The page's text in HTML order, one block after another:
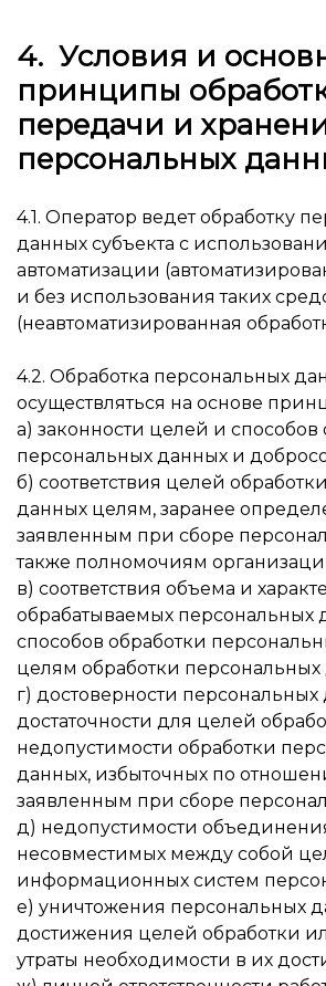
4. Условия и
принципы
передачи и
персональных
4.1. Оператор ведет обработку
данных субъекта с
автоматизации
и без использования таких
(неавтоматизированная
4.2. Обработка персональных
осуществляться на основе
а) законности целей и способов
персональных данных и
б) соответствия целей
данных целям, заранее
заявленным при сборе
также полномочиям
в) соответствия объема и
обрабатываемых персональных
способов обработки
целям обработки персональных
г) достоверности персональных
достаточности для целей
недопустимости обработки
данных, избыточных по
заявленным при сборе
д) недопустимости
несовместимых между собой
информационных систем
е) уничтожения персональных
достижения целей обработки
утраты необходимости в их